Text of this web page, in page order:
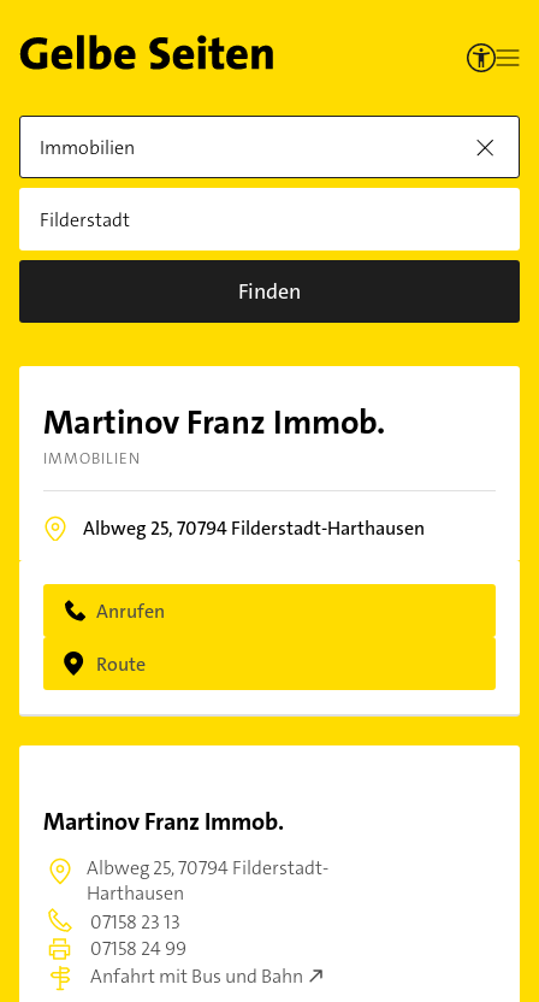
Finden
Martinov Franz Immob.
IMMOBILIEN
Albweg 25,70794Filderstadt-Harthausen
Anrufen
Route
Martinov Franz Immob.
Albweg 25,70794 Filderstadt-
Harthausen
07158 23 13
07158 24 99
Anfahrt mit Bus und Bahn